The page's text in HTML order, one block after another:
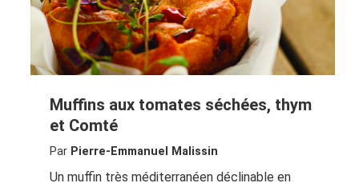
Muffins aux tomates séchées, thym
et Comté
Par Pierre-Emmanuel Malissin
Un muffin très méditerranéen déclinable en